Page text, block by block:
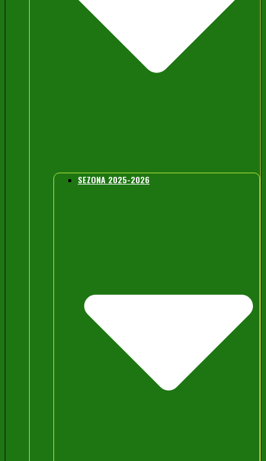
SEZONA 2025-2026